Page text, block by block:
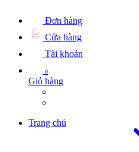
Đơn hàng
Cửa hàng
Tài khoản
0
Giỏ hàng
Trang chủ